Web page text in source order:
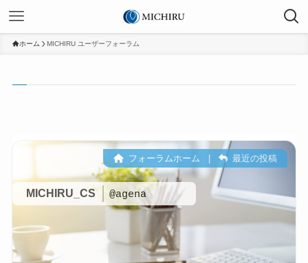
ホーム MICHIRU ユーザーフォーラム
MICHIRU_CS @agena
フォーラムホーム | 最近の投稿